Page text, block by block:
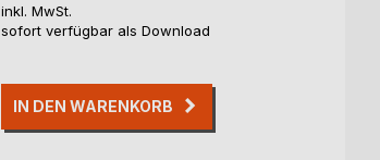
inkl. MwSt.
sofort verfügbar als Download
IN DEN WARENKORB